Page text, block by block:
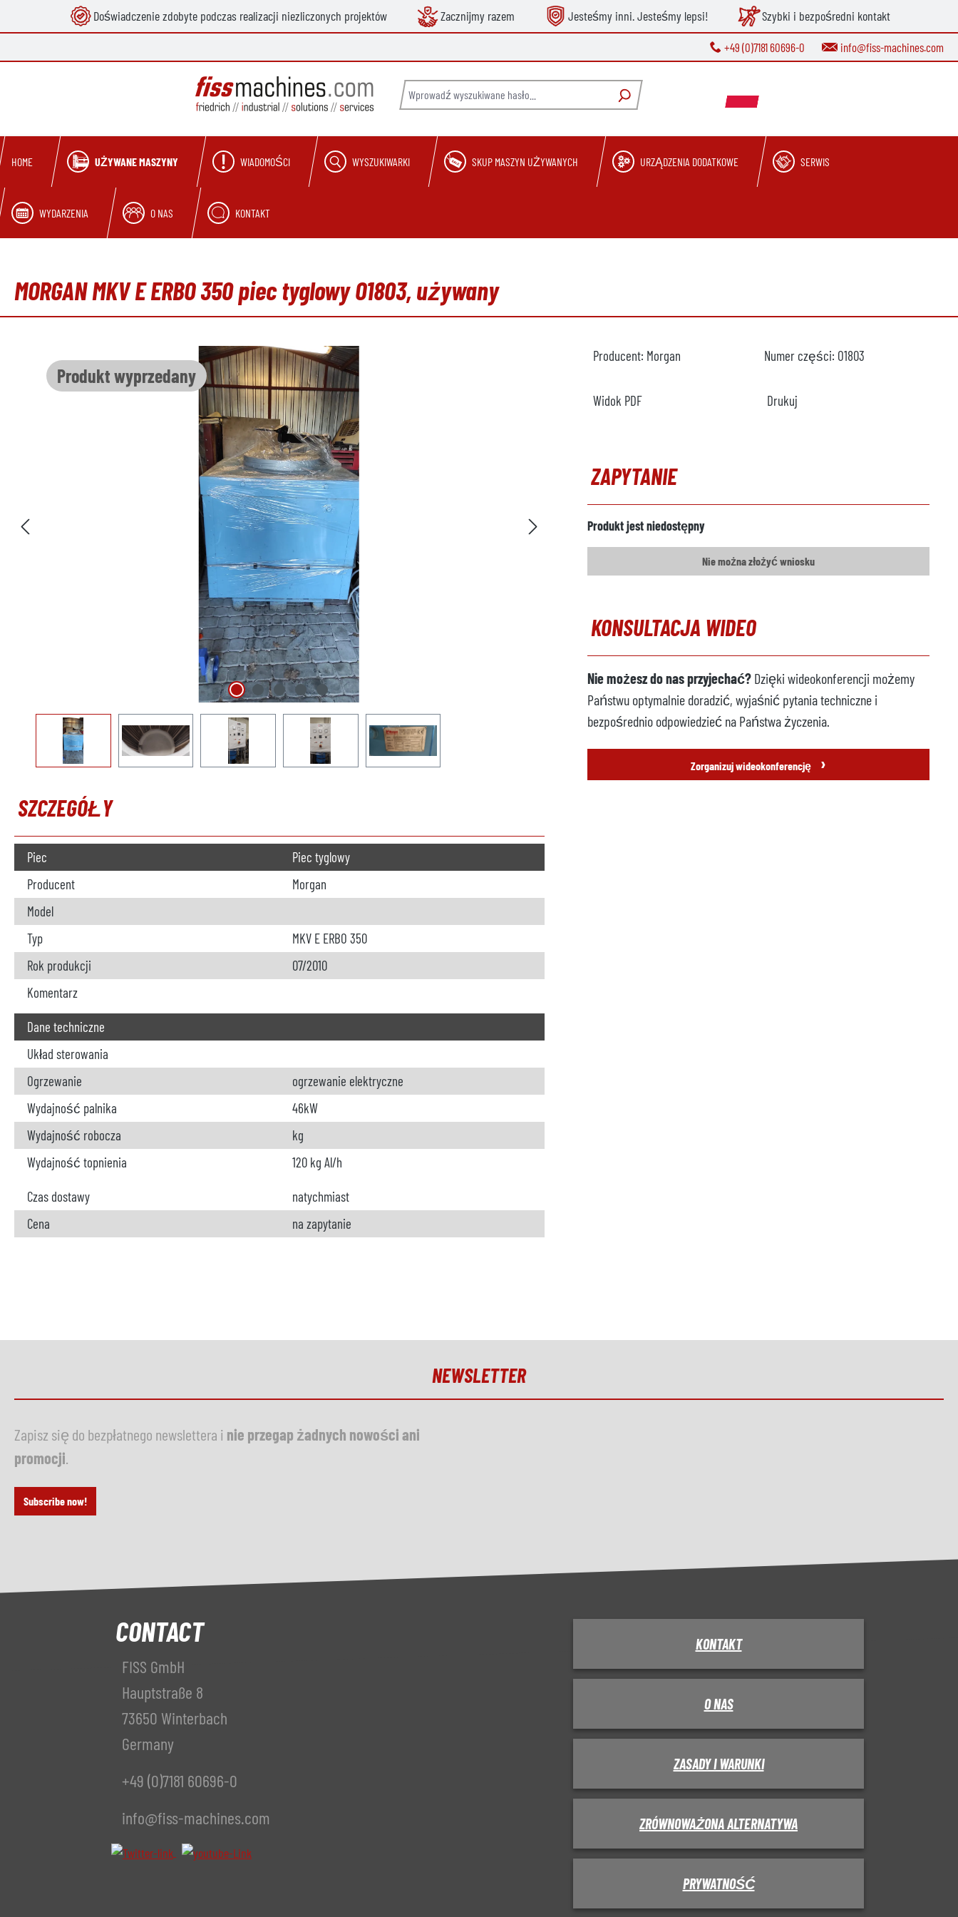
Przejdź do głównej nawigacji
Doświadczenie zdobyte podczas realizacji niezliczonych projektów Zacznijmy razem Jesteśmy inni. Jesteśmy lepsi! Szybki i bezpośredni kontakt
+49 (0)7181 60696-0 info@fiss-machines.com
HOME UŻYWANE MASZYNY WIADOMOŚCI WYSZUKIWARKI SKUP MASZYN UŻYWANYCH URZĄDZENIA DODATKOWE SERWIS
WYDARZENIA O NAS KONTAKT
MORGAN MKV E ERBO 350 piec tyglowy O1803, używany
Produkt wyprzedany
SZCZEGÓŁY
Piec
Piec tyglowy
Producent
Morgan
Model
Typ
MKV E ERBO 350
Rok produkcji
07/2010
Komentarz
Dane techniczne
Układ sterowania
Ogrzewanie
ogrzewanie elektryczne
Wydajność palnika
46kW
Wydajność robocza
kg
Wydajność topnienia
120 kg Al/h
Czas dostawy
natychmiast
Cena
na zapytanie
Producent: Morgan Numer części: O1803
Widok PDF Drukuj
ZAPYTANIE
Produkt jest niedostępny
Nie można złożyć wniosku
KONSULTACJA WIDEO
Nie możesz do nas przyjechać? Dzięki wideokonferencji możemy
Państwu optymalnie doradzić, wyjaśnić pytania techniczne i
bezpośrednio odpowiedzieć na Państwa życzenia.
Zorganizuj wideokonferencję ›
NEWSLETTER
Zapisz się do bezpłatnego newslettera i nie przegap żadnych nowości ani
promocji
Subscribe now!
CONTACT
FISS GmbH
Hauptstraße 8
73650 Winterbach
Germany
+49 (0)7181 60696-0
info@fiss-machines.com
KONTAKT
O NAS
ZASADY I WARUNKI
ZRÓWNOWAŻONA ALTERNATYWA
PRYWATNOŚĆ